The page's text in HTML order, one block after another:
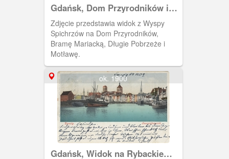
Gdańsk, Dom Przyrodników i
Długie Pobrzeże
Zdjęcie przedstawia widok z Wyspy
Spichrzów na Dom Przyrodników,
Bramę Mariacką, Długie Pobrzeże i
Motławę.
ok. 1900
Gdańsk, Widok na Rybackie